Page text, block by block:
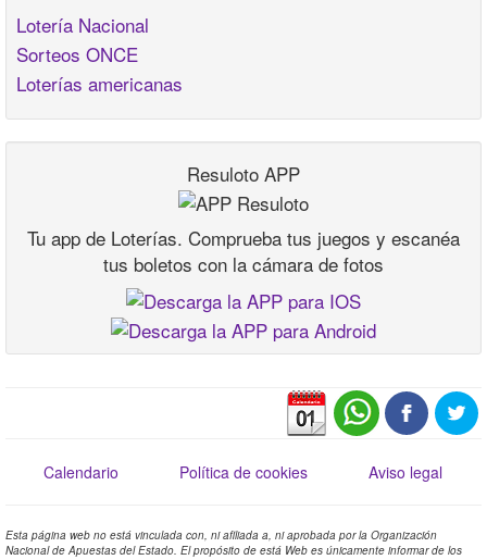
Lotería Nacional
Sorteos ONCE
Loterías americanas
Resuloto APP
Tu app de Loterías. Comprueba tus juegos y escanéa
tus boletos con la cámara de fotos
Calendario Política de cookies Aviso legal
Esta página web no está vinculada con, ni afiliada a, ni aprobada por la Organización
Nacional de Apuestas del Estado. El propósito de está Web es únicamente informar de los